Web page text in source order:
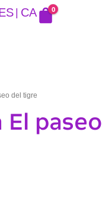
CA 0
del tigre
El paseo